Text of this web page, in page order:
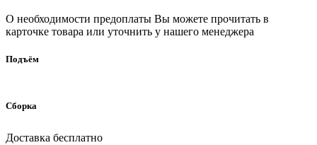
О необходимости предоплаты Вы можете прочитать в
карточке товара или уточнить у нашего менеджера
Подъём
Сборка
Доставка бесплатно